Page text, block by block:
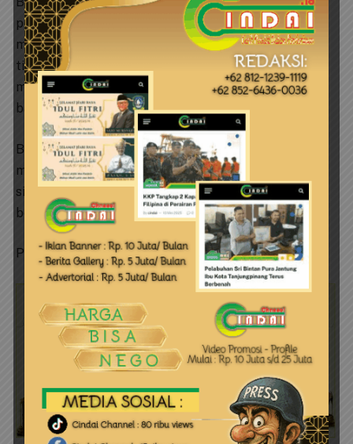
pekerjaan kepada WNA yang menyalahgunakan atau
melakukan kegiatan yang bertentangan dengan izin
tinggalnya, juga dapat dipidana dengan pidana penjara
maksimal 5 (lima) tahun dan pidana denda paling
banyak Rp500 juta.
Berkaitan dengan hal tersebut, awak media ini
mencoba menghubungi pihak PB melalui pesan
singkat whatsapp. Hanya dibaca, namun pihak PB
belum memberikan tanggapan.
Penulis: Redaksi